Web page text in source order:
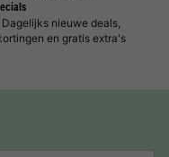
Dagelijks nieuwe deals,
en gratis extra's